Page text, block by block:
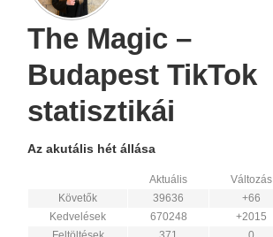
The Magic –
Budapest TikTok
statisztikái
Az akutális hét állása
Aktuális Változás
Követők
39636 +66
Kedvelések
670248 +2015